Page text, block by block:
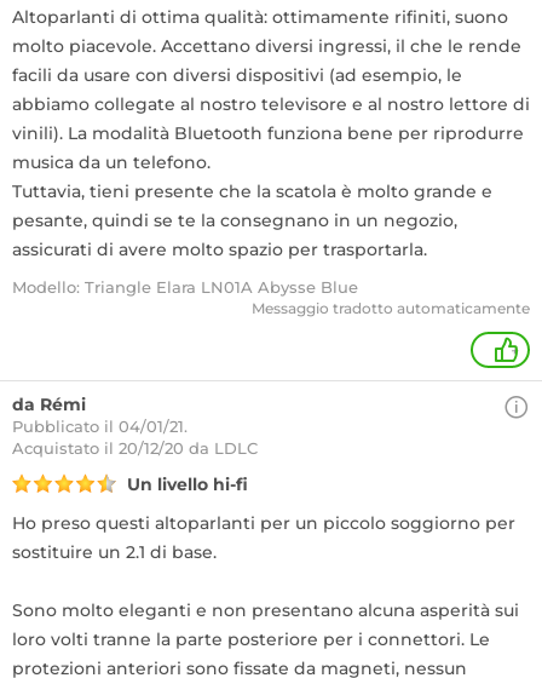
Altoparlanti di ottima qualità: ottimamente rifiniti, suono
molto piacevole. Accettano diversi ingressi, il che le rende
facili da usare con diversi dispositivi (ad esempio, le
abbiamo collegate al nostro televisore e al nostro lettore di
vinili). La modalità Bluetooth funziona bene per riprodurre
musica da un telefono.
Tuttavia, tieni presente che la scatola è molto grande e
pesante, quindi se te la consegnano in un negozio,
assicurati di avere molto spazio per trasportarla.
Modello: Triangle Elara LN01A Abysse Blue
Messaggio tradotto automaticamente
+
da Rémi
Pubblicato il 04/01/21.
Acquistato il 20/12/20 da LDLC
Un livello hi-fi
Ho preso questi altoparlanti per un piccolo soggiorno per
sostituire un 2.1 di base.
Sono molto eleganti e non presentano alcuna asperità sui
loro volti tranne la parte posteriore per i connettori. Le
protezioni anteriori sono fissate da magneti, nessun